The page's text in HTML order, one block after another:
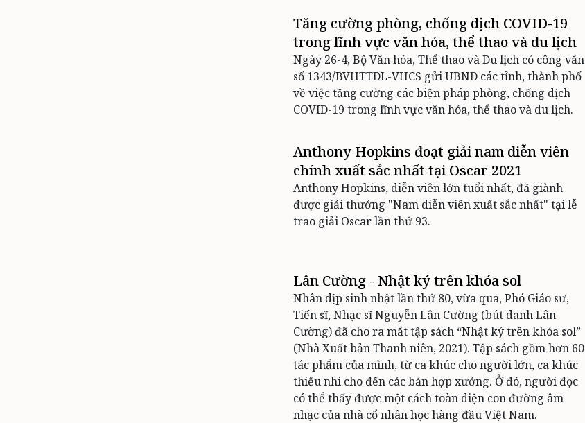
Tăng cường phòng, chống dịch COVID-19
trong lĩnh vực văn hóa, thể thao và du lịch
Ngày 26-4, Bộ Văn hóa, Thể thao và Du lịch có công văn
số 1343/BVHTTDL-VHCS gửi UBND các tỉnh, thành phố
về việc tăng cường các biện pháp phòng, chống dịch
COVID-19 trong lĩnh vực văn hóa, thể thao và du lịch.
Anthony Hopkins đoạt giải nam diễn viên
chính xuất sắc nhất tại Oscar 2021
Anthony Hopkins, diễn viên lớn tuổi nhất, đã giành
được giải thưởng "Nam diễn viên xuất sắc nhất" tại lễ
trao giải Oscar lần thứ 93.
Lân Cường - Nhật ký trên khóa sol
Nhân dịp sinh nhật lần thứ 80, vừa qua, Phó Giáo sư,
Tiến sĩ, Nhạc sĩ Nguyễn Lân Cường (bút danh Lân
Cường) đã cho ra mắt tập sách “Nhật ký trên khóa sol”
(Nhà Xuất bản Thanh niên, 2021). Tập sách gồm hơn 60
tác phẩm của mình, từ ca khúc cho người lớn, ca khúc
thiếu nhi cho đến các bản hợp xướng. Ở đó, người đọc
có thể thấy được một cách toàn diện con đường âm
nhạc của nhà cổ nhân học hàng đầu Việt Nam.